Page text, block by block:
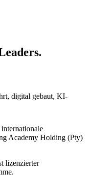
digital gebaut, KI-
Academy Holding (Pty)
lizenzierter